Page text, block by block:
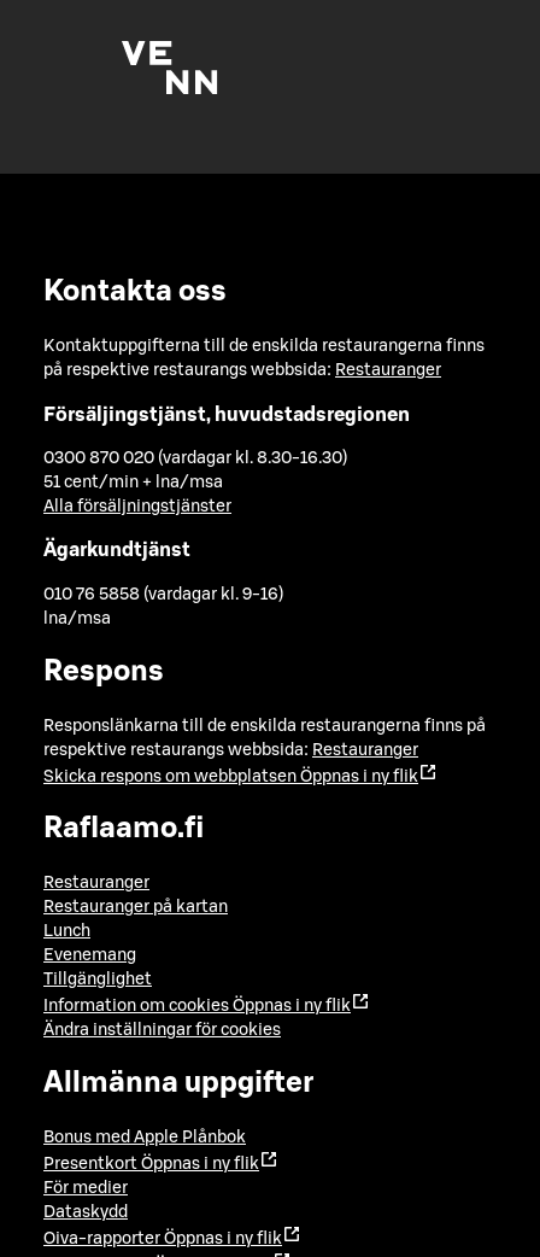
Kontakta oss
Kontaktuppgifterna till de enskilda restaurangerna finns
på respektive restaurangs webbsida: Restauranger
Försäljingstjänst, huvudstadsregionen
0300 870 020 (vardagar kl. 8.30-16.30)
51 cent/min + lna/msa
Alla försäljningstjänster
Ägarkundtjänst
010 76 5858 (vardagar kl. 9-16)
lna/msa
Respons
Responslänkarna till de enskilda restaurangerna finns på
respektive restaurangs webbsida: Restauranger
Skicka respons om webbplatsen Öppnas i ny flik
Raflaamo.fi
Restauranger
Restauranger på kartan
Lunch
Evenemang
Tillgänglighet
Information om cookies Öppnas i ny flik
Ändra inställningar för cookies
Allmänna uppgifter
Bonus med Apple Plånbok
Presentkort Öppnas i ny flik
För medier
Dataskydd
Oiva-rapporter Öppnas i ny flik